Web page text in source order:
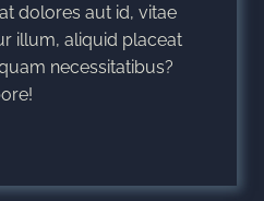
dolores aut id, vitae
illum, aliquid placeat
necessitatibus?